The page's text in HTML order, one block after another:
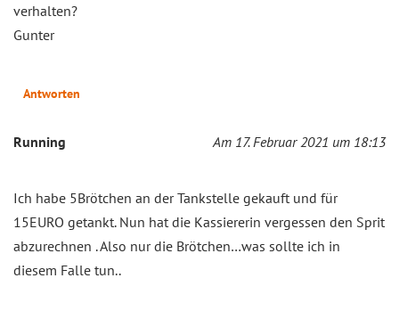
verhalten?
Gunter
Antworten
Running Am 17. Februar 2021 um 18:13
Ich habe 5Brötchen an der Tankstelle gekauft und für
15EURO getankt. Nun hat die Kassiererin vergessen den Sprit
abzurechnen . Also nur die Brötchen…was sollte ich in
diesem Falle tun..